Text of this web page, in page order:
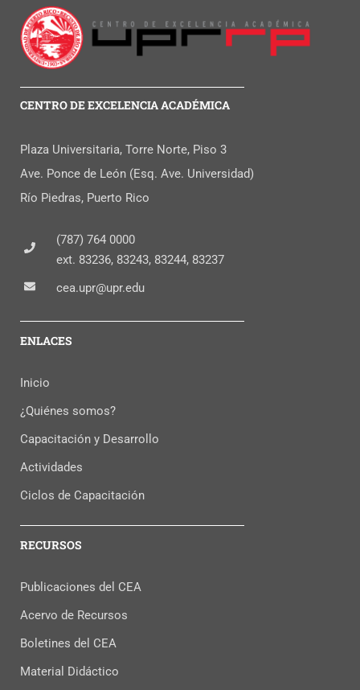
CENTRO DE EXCELENCIA ACADÉMICA
Plaza Universitaria, Torre Norte, Piso 3
Ave. Ponce de León (Esq. Ave. Universidad)
Río Piedras, Puerto Rico
(787) 764 0000
ext. 83236, 83243, 83244, 83237
cea.upr@upr.edu
ENLACES
Inicio
¿Quiénes somos?
Capacitación y Desarrollo
Actividades
Ciclos de Capacitación
RECURSOS
Publicaciones del CEA
Acervo de Recursos
Boletines del CEA
Material Didáctico